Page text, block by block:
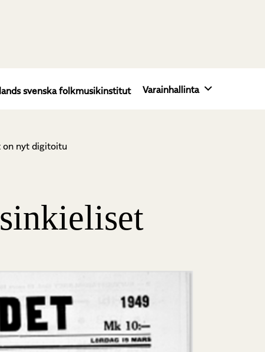
svenska folkmusikinstitut Varainhallinta
on nyt digitoitu